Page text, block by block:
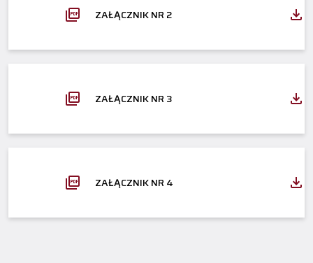
ZAŁĄCZNIK NR 2
ZAŁĄCZNIK NR 3
ZAŁĄCZNIK NR 4